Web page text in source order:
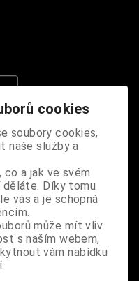
kříže, můžete jí
na zeď pomocí
je úžasným
cookies
soubory cookies,
naše služby a
a jak ve svém
děláte. Díky tomu
vás a je schopná
může mít vliv
s naším webem,
vám nabídku